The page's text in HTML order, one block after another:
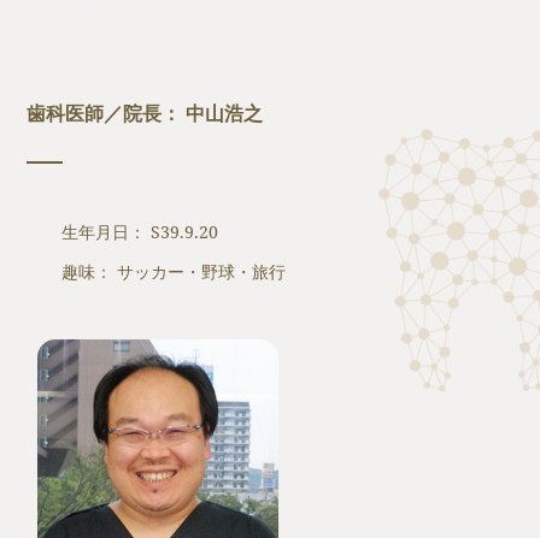
歯科医師／院長： 中山浩之
生年月日： S39.9.20
趣味： サッカー・野球・旅行